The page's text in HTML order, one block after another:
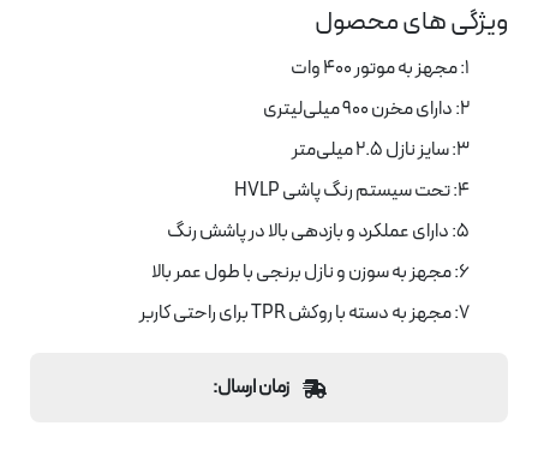
ویژگی های محصول
1: مجهز به موتور 400 وات
2: دارای مخرن 900 میلی‌لیتری
3: سایز نازل 2.5 میلی‌متر
4: تحت سیستم رنگ پاشی HVLP
5: دارای عملکرد و بازدهی بالا در پاشش رنگ
6: مجهز به سوزن و نازل برنجی با طول عمر بالا
7: مجهز به دسته با روکش TPR برای راحتی کاربر
زمان ارسال: